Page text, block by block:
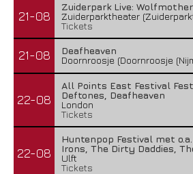
21-08
Zuiderpark Live: Wolfmother
Zuiderparktheater
Tickets
21-08
Deafheaven
Doornroosje (Doornroosje
22-08
All Points East Festival
Deftones, Deafheaven
London
Tickets
22-08
Huntenpop Festival met
Irons, The Dirty Daddies,
Ulft
Tickets